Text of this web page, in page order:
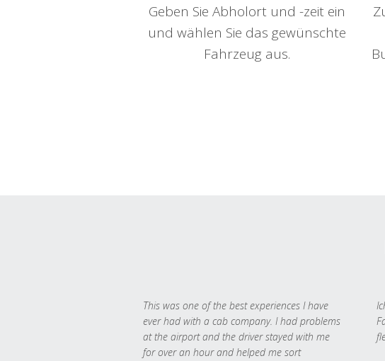
Geben Sie Abholort und -zeit ein
und wählen Sie das gewünschte
Fahrzeug aus.
This was one of the best experiences I have
ever had with a cab company. I had problems
at the airport and the driver stayed with me
for over an hour and helped me sort